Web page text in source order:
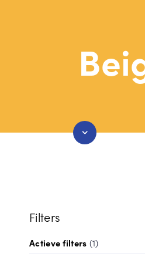
Opvouwbare
Duo paraplu
Filters
Actieve filters (1)